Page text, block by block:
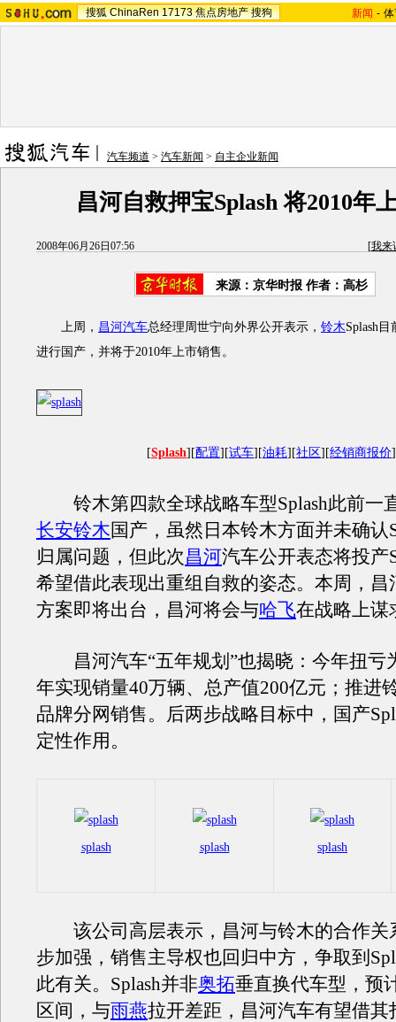
搜狐 ChinaRen 17173 焦点房地产 搜狗 新闻 -
汽车频道 > 汽车新闻 > 自主企业新闻
昌河自救押宝Splash 将2010年
2008年06月26日07:56 [我来
来源：京华时报 作者：高杉
上周， 昌河汽车总经理周世宁向外界公开表示， 铃木Splash
进行国产，并将于2010年上市销售。
[Splash][配置][试车][油耗][社区][经销商报价]
铃木第四款全球战略车型Splash此前一
长安铃木国产，虽然日本铃木方面并未确认
归属问题，但此次昌河汽车公开表态将投产
希望借此表现出重组自救的姿态。本周，昌
方案即将出台，昌河将会与哈飞在战略上谋
昌河汽车“五年规划”也揭晓：今年扭亏
年实现销量40万辆、总产值200亿元；推进
品牌分网销售。后两步战略目标中，国产
定性作用。
splash splash splash
该公司高层表示，昌河与铃木的合作关
步加强，销售主导权也回归中方，争取到
此有关。Splash并非奥拓垂直换代车型，预
区间，与雨燕拉开差距，昌河汽车有望借其